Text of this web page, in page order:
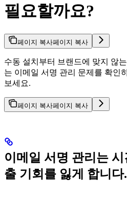
필요할까요?
페이지 복사페이지 복사
수동 설치부터 브랜드에 맞지 않
는 이메일 서명 관리 문제를 확인
보세요.
페이지 복사페이지 복사
이메일 서명 관리는
출 기회를 잃게 합니다.